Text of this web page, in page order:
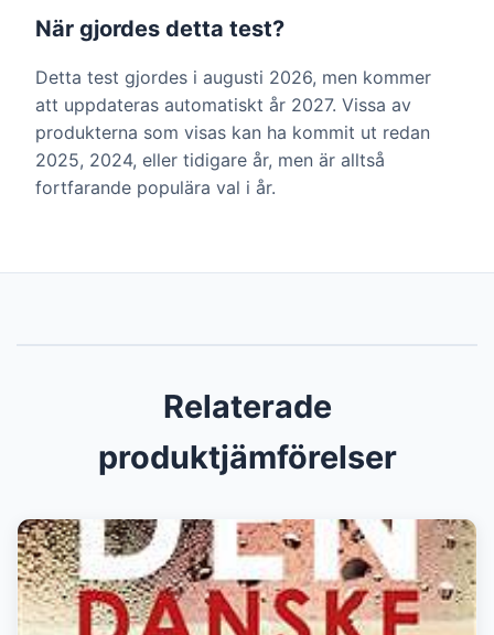
När gjordes detta test?
Detta test gjordes i augusti 2026, men kommer
att uppdateras automatiskt år 2027. Vissa av
produkterna som visas kan ha kommit ut redan
2025, 2024, eller tidigare år, men är alltså
fortfarande populära val i år.
Relaterade
produktjämförelser